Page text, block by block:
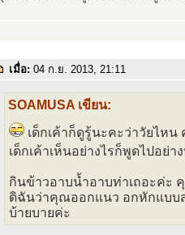
เมื่อ: 04 ก.ย. 2013, 21:11
SOAMUSA เขียน:
เด็กเค้าก็ดูรู้นะคะว่าวัยไหน
เด็กเค้าเห็นอย่างไรก็พูดไปอย่
กินข้าวอาบน้ำอาบท่าเถอะค่ะ
ดิฉันว่าคุณออกแนว อกหักแบบ
บ้ายบายค่ะ